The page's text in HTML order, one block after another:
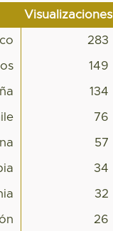
Visualizaciones
283
149
134
76
57
34
32
26